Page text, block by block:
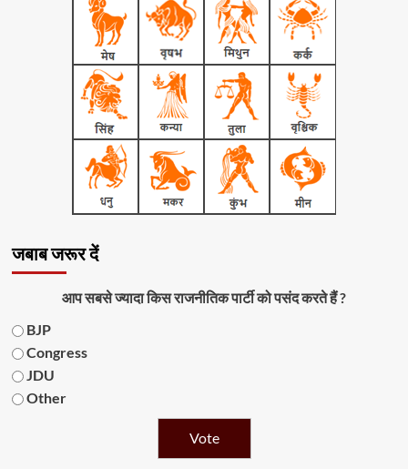
जबाब जरूर दें
आप सबसे ज्यादा किस राजनीतिक पार्टी को पसंद करते हैं ?
BJP
Congress
JDU
Other